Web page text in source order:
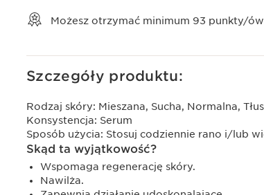
Możesz otrzymać minimum 93 punkty/
Szczegóły produktu:
Rodzaj skóry: Mieszana, Sucha, Normalna,
Konsystencja: Serum
Sposób użycia: Stosuj codziennie rano i/lub
Skąd ta wyjątkowość?
Wspomaga regenerację skóry.
Nawilża.